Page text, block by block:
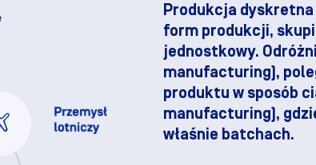
Produkcja
form produkcji,
jednostkowy.
manufacturing),
produktu w sposób
manufacturing),
właśnie batchach.